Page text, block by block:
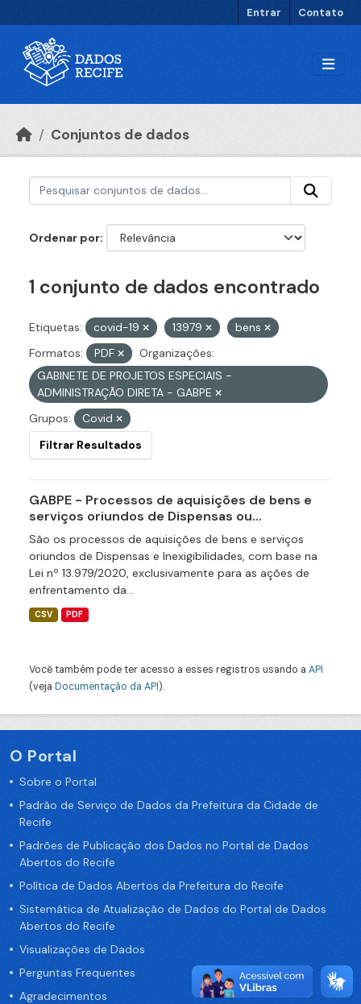
Entrar Contato
Conjuntos de dados
Ordenar por
1 conjunto de dados encontrado
Etiquetas: covid-19 13979
bens
Formatos:
PDF
Organizações:
GABINETE DE PROJETOS ESPECIAIS -
ADMINISTRAÇÃO DIRETA - GABPE
Grupos:
Covid
Filtrar Resultados
GABPE - Processos de aquisições de bens e
serviços oriundos de Dispensas ou...
São os processos de aquisições de bens e serviços
oriundos de Dispensas e Inexigibilidades, com base na
Lei nº 13.979/2020, exclusivamente para as ações de
enfrentamento da...
CSV PDF
Você também pode ter acesso a esses registros usando a API
(veja Documentação da API).
O Portal
Sobre o Portal
Padrão de Serviço de Dados da Prefeitura da Cidade de
Recife
Padrões de Publicação dos Dados no Portal de Dados
Abertos do Recife
Política de Dados Abertos da Prefeitura do Recife
Sistemática de Atualização de Dados do Portal de Dados
Abertos do Recife
Visualizações de Dados
Perguntas Frequentes
Agradecimentos